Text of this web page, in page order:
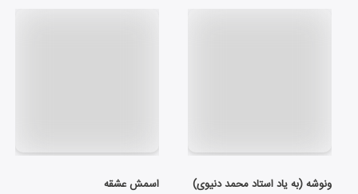
ونوشه (به یاد استاد محمد دنیوی) اسمش عشقه